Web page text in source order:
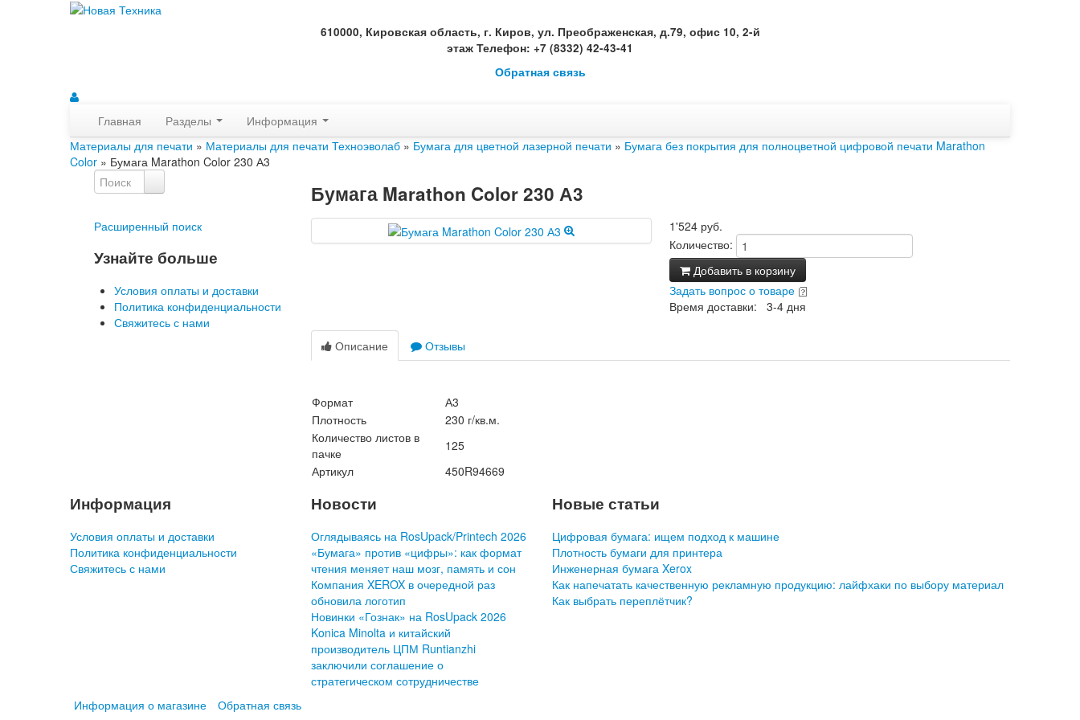
610000, Кировская область, г. Киров, ул. Преображенская, д.79, офис 10, 2-й
этаж Телефон: +7 (8332) 42-43-41
Обратная связь
Главная Разделы
Информация
Материалы для печати » Материалы для печати Техноэволаб » Бумага для цветной лазерной печати » Бумага без покрытия для полноцветной цифровой печати Marathon
Color » Бумага Marathon Color 230 А3
Бумага Marathon Color 230 А3
1'524 руб.
Количество:
Добавить в корзину
Задать вопрос о товаре
Время доставки: 3-4 дня
Описание Отзывы
Формат
А3
Плотность
230 г/кв.м.
Количество листов в
пачке
125
Артикул
450R94669
Расширенный поиск
Узнайте больше
Условия оплаты и доставки
Политика конфиденциальности
Свяжитесь с нами
Информация
Условия оплаты и доставки
Политика конфиденциальности
Свяжитесь с нами
Новости
Оглядываясь на RosUpack/Printech 2026
«Бумага» против «цифры»: как формат
чтения меняет наш мозг, память и сон
Компания XEROX в очередной раз
обновила логотип
Новинки «Гознак» на RosUpack 2026
Konica Minolta и китайский
производитель ЦПМ Runtianzhi
заключили соглашение о
стратегическом сотрудничестве
Новые статьи
Цифровая бумага: ищем подход к машине
Плотность бумаги для принтера
Инженерная бумага Xerox
Как напечатать качественную рекламную продукцию: лайфхаки по выбору материал
Как выбрать переплётчик?
Информация о магазине Обратная связь